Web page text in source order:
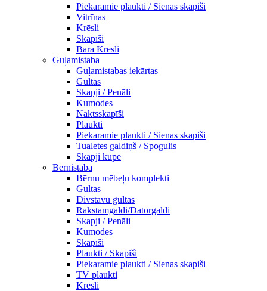
Piekaramie plaukti / Sienas skapiši
Vitrīnas
Krēsli
Skapīši
Bāra Krēsli
Guļamistaba
Guļamistabas iekārtas
Gultas
Skapji / Penāli
Kumodes
Naktsskapīši
Plaukti
Piekaramie plaukti / Sienas skapiši
Tualetes galdiņš / Spogulis
Skapji kupe
Bērnistaba
Bērnu mēbeļu komplekti
Gultas
Divstāvu gultas
Rakstāmgaldi/Datorgaldi
Skapji / Penāli
Kumodes
Skapīši
Plaukti / Skapiši
Piekaramie plaukti / Sienas skapiši
TV plaukti
Krēsli